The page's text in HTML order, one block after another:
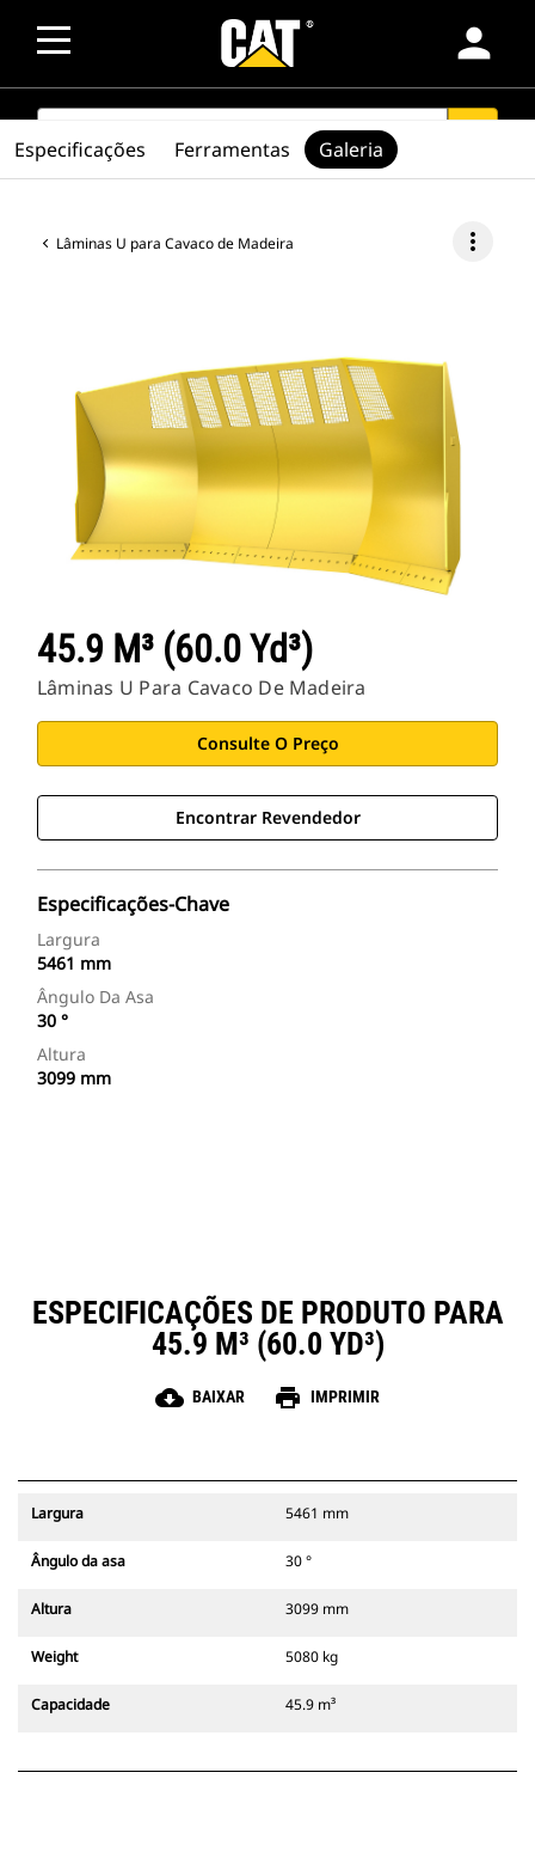
person
SEARCH
Lâminas U para Cavaco de Madeira more_vert
45.9 M³ (60.0 Yd³)
Lâminas U Para Cavaco De Madeira
Consulte O Preço
Encontrar Revendedor
Especificações-Chave
Largura
5461 mm
Ângulo Da Asa
30 °
Altura
3099 mm
Especificações Ferramentas Galeria
ESPECIFICAÇÕES DE PRODUTO PARA
45.9 M³ (60.0 YD³)
cloud_download BAIXAR print IMPRIMIR
Largura 5461 mm
Ângulo da asa 30 °
Altura 3099 mm
Weight 5080 kg
Capacidade 45.9 m³